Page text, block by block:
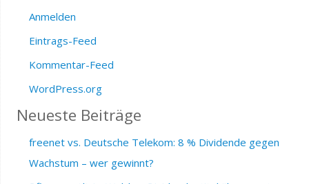
Anmelden
Eintrags-Feed
Kommentar-Feed
WordPress.org
Neueste Beiträge
freenet vs. Deutsche Telekom: 8 % Dividende gegen
Wachstum – wer gewinnt?